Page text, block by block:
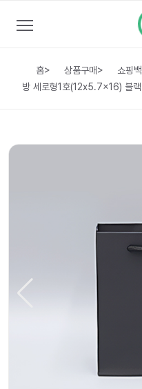
홈> 상품구매> 쇼핑백
방 세로형1호(12x5.7x16) 블랙